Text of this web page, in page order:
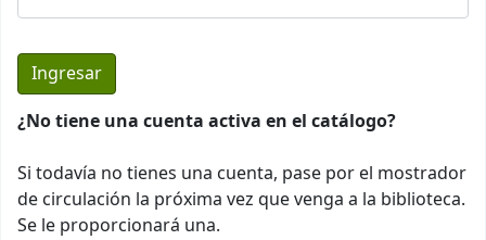
¿No tiene una cuenta activa en el catálogo?
Si todavía no tienes una cuenta, pase por el mostrador
de circulación la próxima vez que venga a la biblioteca.
Se le proporcionará una.